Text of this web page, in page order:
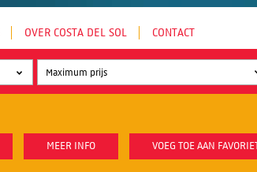
OVER COSTA DEL SOL CONTACT
MEER INFO VOEG TOE AAN